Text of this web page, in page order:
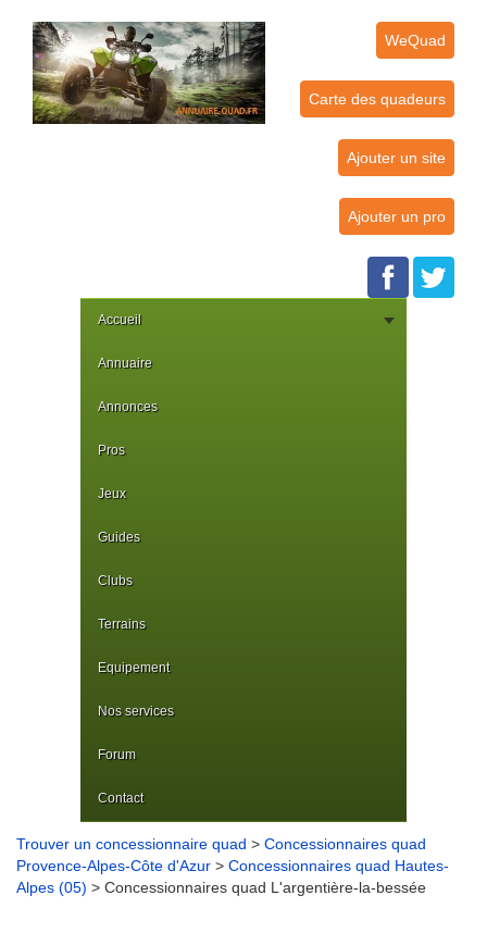
WeQuad
Carte des quadeurs
Ajouter un site
Ajouter un pro
Accueil
Annuaire
Annonces
Pros
Jeux
Guides
Clubs
Terrains
Equipement
Nos services
Forum
Contact
Trouver un concessionnaire quad > Concessionnaires quad
Provence-Alpes-Côte d'Azur > Concessionnaires quad Hautes-
Alpes (05) > Concessionnaires quad L'argentière-la-bessée